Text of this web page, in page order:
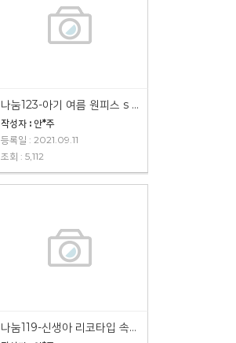
나눔123-아기 여름 원피스 s 파란색 체크(나눔완료)
작성자 : 안*주
등록일 : 2021.09.11
조회 : 5,112
나눔119-신생아 리코타입 속싸개 핑크(나눔완료)